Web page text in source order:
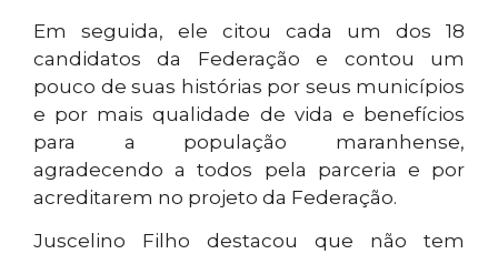
Em seguida, ele citou cada um dos 18
candidatos da Federação e contou um
pouco de suas histórias por seus municípios
e por mais qualidade de vida e benefícios
para a população maranhense,
agradecendo a todos pela parceria e por
acreditarem no projeto da Federação.
Juscelino Filho destacou que não tem